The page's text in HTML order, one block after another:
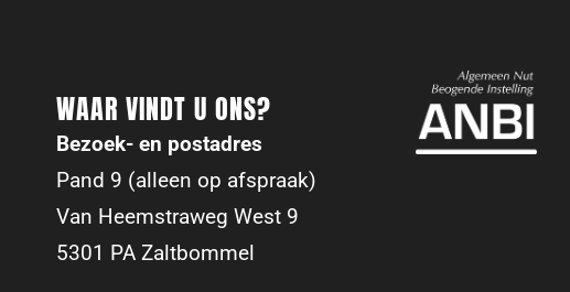
WAAR VINDT U ONS?
Bezoek- en postadres
Pand 9 (alleen op afspraak)
Van Heemstraweg West 9
5301 PA Zaltbommel